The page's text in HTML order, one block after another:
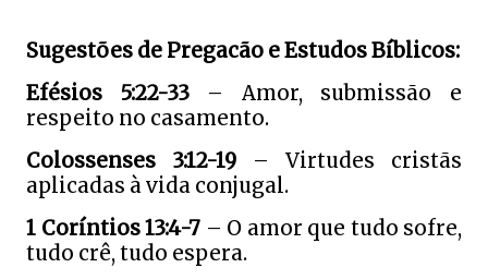
Sugestões de Pregacão e Estudos Bíblicos:
Efésios 5:22-33– Amor, submissão e
respeito no casamento.
Colossenses 3:12-19 – Virtudes cristãs
aplicadas à vida conjugal.
1 Coríntios 13:4-7 – O amor que tudo sofre,
tudo crê, tudo espera.